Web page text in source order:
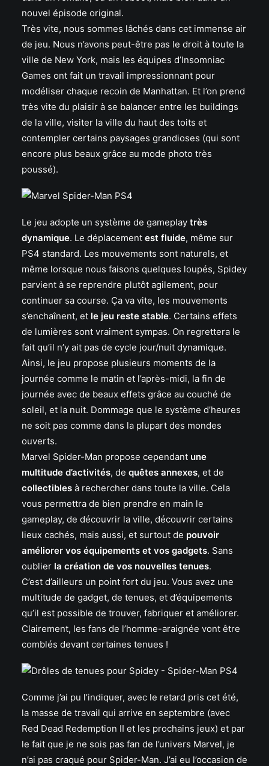
nouvel épisode original.
Très vite, nous sommes lâchés dans cet immense air
de jeu. Nous n’avons peut-être pas le droit à toute la
ville de New York, mais les équipes d’Insomniac
Games ont fait un travail impressionnant pour
modéliser chaque recoin de Manhattan. Et l’on prend
très vite du plaisir à se balancer entre les buildings
de la ville, visiter la ville du haut des toits et
contempler certains paysages grandioses (qui sont
encore plus beaux grâce au mode photo très
poussé).
Le jeu adopte un système de gameplay très
dynamique. Le déplacement est fluide, même sur
PS4 standard. Les mouvements sont naturels, et
même lorsque nous faisons quelques loupés, Spidey
parvient à se reprendre plutôt agilement, pour
continuer sa course. Ça va vite, les mouvements
s’enchaînent, et le jeu reste stable. Certains effets
de lumières sont vraiment sympas. On regrettera le
fait qu’il n’y ait pas de cycle jour/nuit dynamique.
Ainsi, le jeu propose plusieurs moments de la
journée comme le matin et l’après-midi, la fin de
journée avec de beaux effets grâce au couché de
soleil, et la nuit. Dommage que le système d’heures
ne soit pas comme dans la plupart des mondes
ouverts.
Marvel Spider-Man propose cependant une
multitude d’activités, de quêtes annexes, et de
collectibles à rechercher dans toute la ville. Cela
vous permettra de bien prendre en main le
gameplay, de découvrir la ville, découvrir certains
lieux cachés, mais aussi, et surtout de pouvoir
améliorer vos équipements et vos gadgets. Sans
oublier la création de vos nouvelles tenues.
C’est d’ailleurs un point fort du jeu. Vous avez une
multitude de gadget, de tenues, et d’équipements
qu’il est possible de trouver, fabriquer et améliorer.
Clairement, les fans de l’homme-araignée vont être
comblés devant certaines tenues !
Comme j’ai pu l’indiquer, avec le retard pris cet été,
la masse de travail qui arrive en septembre (avec
Red Dead Redemption II et les prochains jeux) et par
le fait que je ne sois pas fan de l’univers Marvel, je
n’ai pas craqué pour Spider-Man. J’ai eu l’occasion de